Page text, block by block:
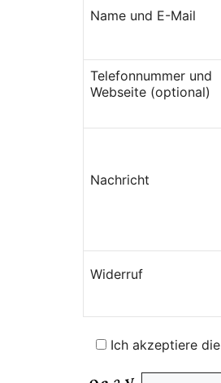
Name und E-Mail
Telefonnummer und
Webseite (optional)
Nachricht
Widerruf
Ich akzeptiere die